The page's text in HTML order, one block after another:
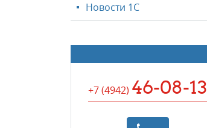
Новости 1С
+7 (4942) 46-08-13